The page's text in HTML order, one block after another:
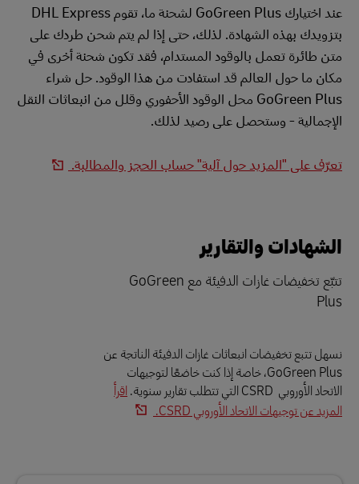
عند اختيارك GoGreen Plus لشحنة ما، تقوم DHL Express
بتزويدك بهذه الشهادة. لذلك، حتى إذا لم يتم شحن طردك على
متن طائرة تعمل بالوقود المستدام، فقد تكون شحنة أخرى في
مكان ما حول العالم قد استفادت من هذا الوقود. حل شراء
GoGreen Plus محل الوقود الأحفوري وقلل من انبعاثات النقل
الإجمالية - وستحصل على رصيد لذلك.
تعرّف على "المزيد حول آلية" حساب الحجز والمطالبة.
الشهادات والتقارير
تتبّع تخفيضات غازات الدفيئة مع GoGreen
Plus
نسهل تتبع تخفيضات انبعاثات غازات الدفيئة الناتجة عن
GoGreen Plus، خاصة إذا كنت خاضعًا لتوجيهات
الاتحاد الأوروبي CSRD التي تتطلب تقارير سنوية.
اقرأ
المزيد عن توجيهات الاتحاد الأوروبي CSRD.